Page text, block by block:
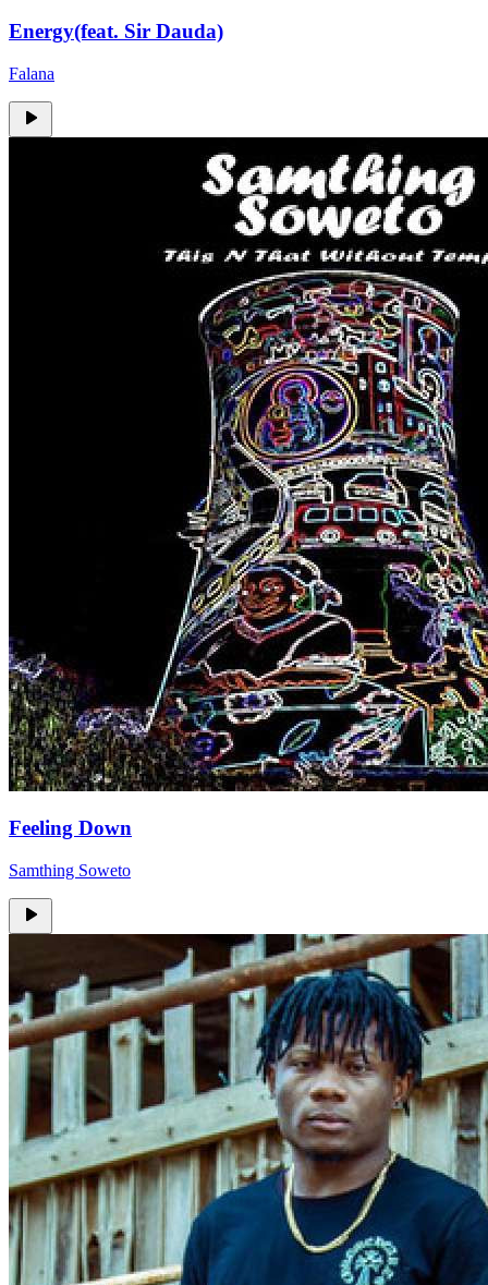
Energy(feat. Sir Dauda)
Falana
Feeling Down
Samthing Soweto